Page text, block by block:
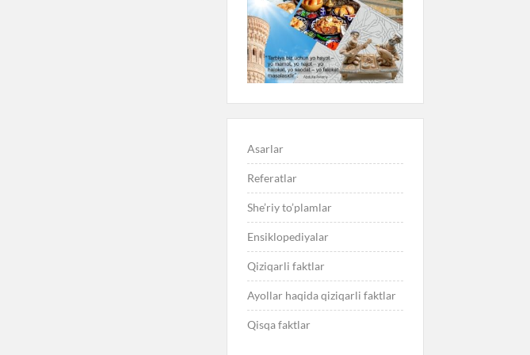
Asarlar
Referatlar
She’riy to’plamlar
Ensiklopediyalar
Qiziqarli faktlar
Ayollar haqida qiziqarli faktlar
Qisqa faktlar